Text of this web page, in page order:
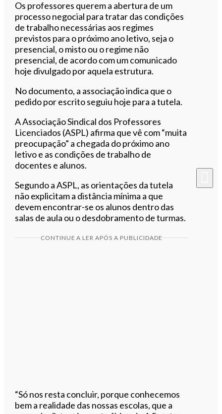
Os professores querem a abertura de um
processo negocial para tratar das condições
de trabalho necessárias aos regimes
previstos para o próximo ano letivo, seja o
presencial, o misto ou o regime não
presencial, de acordo com um comunicado
hoje divulgado por aquela estrutura.
No documento, a associação indica que o
pedido por escrito seguiu hoje para a tutela.
A Associação Sindical dos Professores
Licenciados (ASPL) afirma que vê com “muita
preocupação” a chegada do próximo ano
letivo e as condições de trabalho de
docentes e alunos.
Segundo a ASPL, as orientações da tutela
não explicitam a distância mínima a que
devem encontrar-se os alunos dentro das
salas de aula ou o desdobramento de turmas.
CONTINUE A LER APÓS A PUBLICIDADE
“Só nos resta concluir, porque conhecemos
bem a realidade das nossas escolas, que a